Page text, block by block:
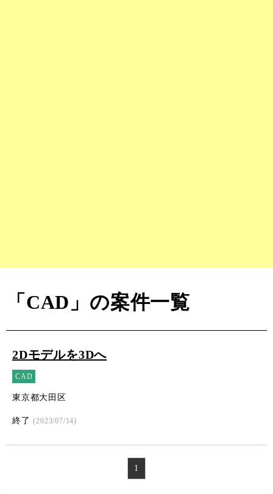
「CAD」の案件一覧
2Dモデルを3Dへ
CAD
東京都大田区
終了(2023/07/14)
1